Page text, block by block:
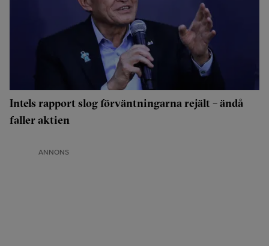
Intels rapport slog förväntningarna rejält – ändå
faller aktien
ANNONS